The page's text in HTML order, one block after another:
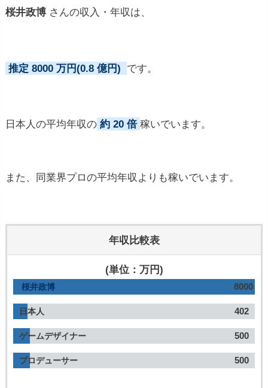
桜井政博 さんの収入・年収は、
推定 8000 万円(0.8 億円) です。
日本人の平均年収の 約 20 倍 稼いでいます。
また、同業界プロの平均年収よりも稼いでいます。
年収比較表
(単位：万円)
桜井政博 8000
日本人 402
ゲームデザイナー 500
プロデューサー 500